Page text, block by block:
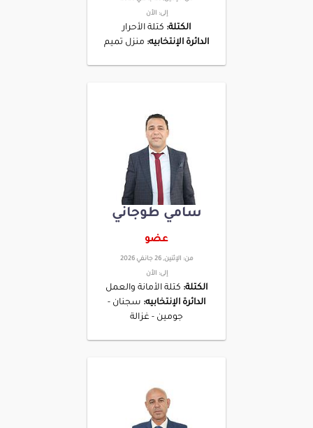
إلى: الأن
الكتلة: كتلة الأحرار
الدائرة الإنتخابيه: منزل تميم
سامي طوجاني
عضو
من: الإثنين, 26 جانفي 2026
إلى: الأن
الكتلة: كتلة الأمانة والعمل
الدائرة الإنتخابيه: سجنان -
جومين - غزالة